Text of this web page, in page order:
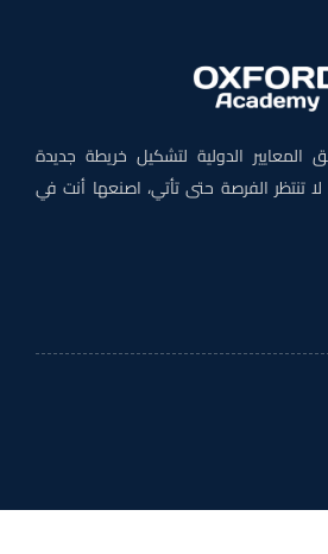
الدولية لتشكيل خريطة جديدة
تنتظر الفرصة حتى تأتي، اصنعها أنت في